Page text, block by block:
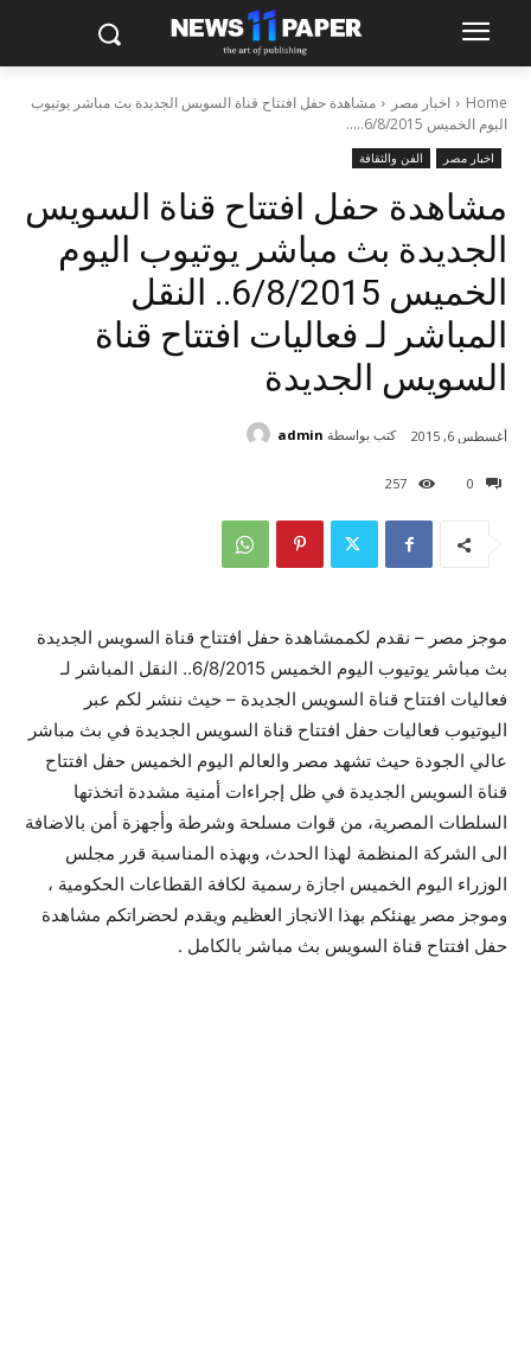
Home اخبار مصر
مشاهدة حفل افتتاح قناة السويس الجديدة بث مباشر يوتيوب
اليوم الخميس 6/8/2015.....
اخبار مصر الفن والثقافة
مشاهدة حفل افتتاح قناة السويس
الجديدة بث مباشر يوتيوب اليوم
الخميس 6/8/2015.. النقل
المباشر لـ فعاليات افتتاح قناة
السويس الجديدة
0
257
أغسطس 6, 2015 كتب بواسطة admin
موجز مصر – نقدم لكممشاهدة حفل افتتاح قناة السويس الجديدة
بث مباشر يوتيوب اليوم الخميس 6/8/2015.. النقل المباشر لـ
فعاليات افتتاح قناة السويس الجديدة – حيث ننشر لكم عبر
اليوتيوب فعاليات حفل افتتاح قناة السويس الجديدة في بث مباشر
عالي الجودة حيث تشهد مصر والعالم اليوم الخميس حفل افتتاح
قناة السويس الجديدة في ظل إجراءات أمنية مشددة اتخذتها
السلطات المصرية، من قوات مسلحة وشرطة وأجهزة أمن بالاضافة
الى الشركة المنظمة لهذا الحدث، وبهذه المناسبة قرر مجلس
الوزراء اليوم الخميس اجازة رسمية لكافة القطاعات الحكومية ،
وموجز مصر يهنئكم بهذا الانجاز العظيم ويقدم لحضراتكم مشاهدة
حفل افتتاح قناة السويس بث مباشر بالكامل .